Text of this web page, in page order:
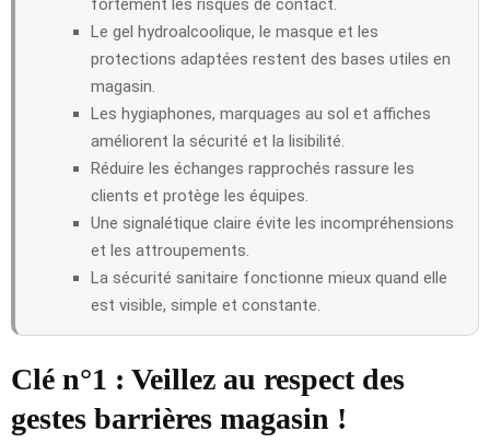
Le gel hydroalcoolique, le masque et les
protections adaptées restent des bases utiles en
magasin.
Les hygiaphones, marquages au sol et affiches
améliorent la sécurité et la lisibilité.
Réduire les échanges rapprochés rassure les
clients et protège les équipes.
Une signalétique claire évite les incompréhensions
et les attroupements.
La sécurité sanitaire fonctionne mieux quand elle
est visible, simple et constante.
Clé n°1 : Veillez au respect des
gestes barrières magasin !